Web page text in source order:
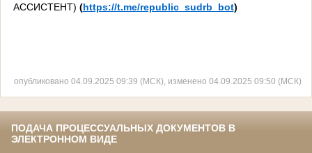
АССИСТЕНТ) (https://t.me/republic_sudrb_bot)
опубликовано 04.09.2025 09:39 (МСК), изменено 04.09.2025 09:50 (МСК)
ПОДАЧА ПРОЦЕССУАЛЬНЫХ ДОКУМЕНТОВ В
ЭЛЕКТРОННОМ ВИДЕ